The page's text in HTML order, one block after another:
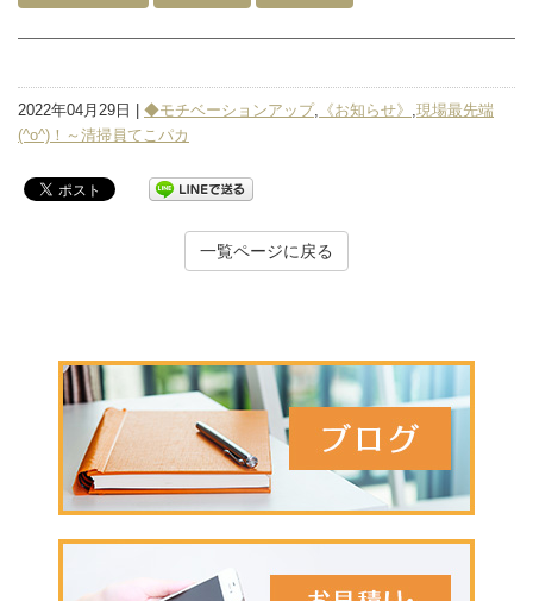
2022年04月29日 | ◆モチベーションアップ, 《お知らせ》 ,現場最先端
(^o^)！～清掃員てこパカ
一覧ページに戻る